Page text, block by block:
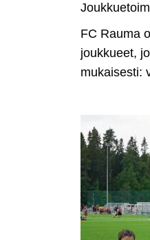
FC Rauma
joukkueet,
mukaisesti: